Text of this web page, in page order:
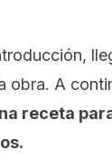
obra. A
receta